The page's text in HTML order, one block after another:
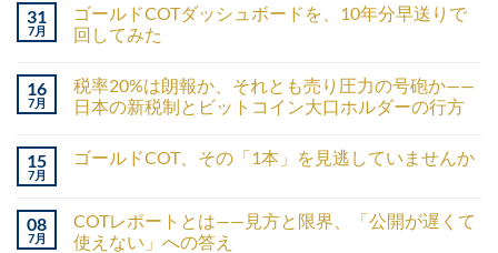
31
7月
ゴールドCOTダッシュボードを、10年分早送りで
回してみた
16
7月
税率20%は朗報か、それとも売り圧力の号砲か——
日本の新税制とビットコイン大口ホルダーの行方
15
7月
ゴールドCOT、その「1本」を見逃していませんか
08
7月
COTレポートとは——見方と限界、「公開が遅くて
使えない」への答え